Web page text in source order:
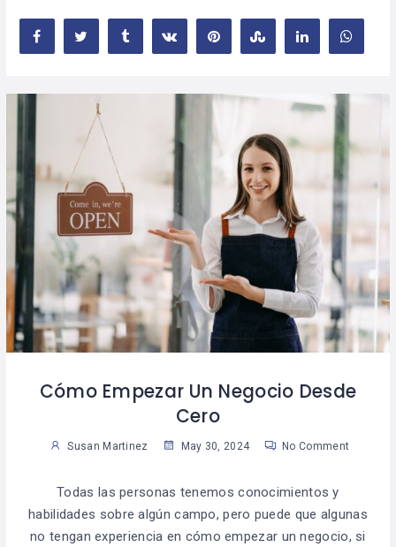
Cómo Empezar Un Negocio Desde
Cero
Susan Martinez May 30, 2024 No Comment
Todas las personas tenemos conocimientos y
habilidades sobre algún campo, pero puede que algunas
no tengan experiencia en cómo empezar un negocio, si